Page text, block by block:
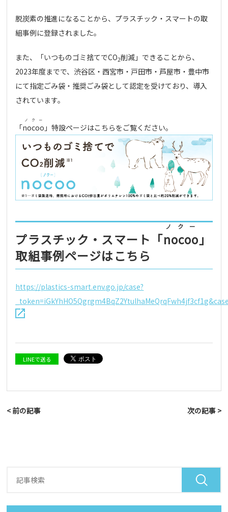
脱炭素の推進になることから、プラスチック・スマートの取
組事例に登録されました。
また、「いつものゴミ捨てでCO2削減」できることから、
2023年度までで、渋谷区・西宮市・戸田市・芦屋市・豊中市
にて指定ごみ袋・推奨ごみ袋として認定を受けており、導入
されています。
「nocoo
ノクー
」特設ページはこちらをご覧ください。
プラスチック・スマート「nocoo
ノクー
」
取組事例ページはこちら
https://plastics-smart.env.go.jp/case?
LINEで送る
< 前の記事 次の記事 >